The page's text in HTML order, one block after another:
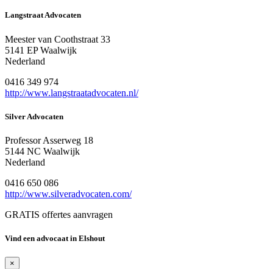
Langstraat Advocaten
Meester van Coothstraat 33
5141 EP Waalwijk
Nederland
0416 349 974
http://www.langstraatadvocaten.nl/
Silver Advocaten
Professor Asserweg 18
5144 NC Waalwijk
Nederland
0416 650 086
http://www.silveradvocaten.com/
GRATIS offertes aanvragen
Vind een advocaat in Elshout
×